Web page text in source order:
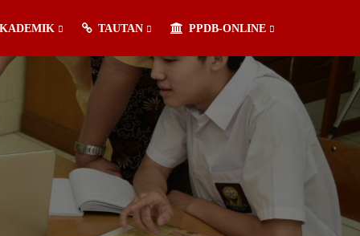
TAUTAN PPDB-ONLINE